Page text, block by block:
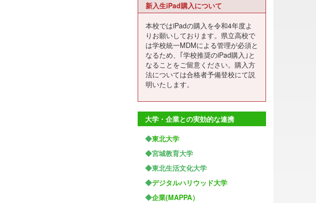
新入生iPad購入について
本校ではiPadの購入を令和4年度よ
りお願いしております。県立高校で
は学校統一MDMによる管理が必須と
なるため、｢学校推奨のiPad購入｣と
なることをご留意ください。購入方
法については合格者予備登校にて説
明いたします。
大学・企業との実効的な連携
◆東北大学
◆宮城教育大学
◆東北生活文化大学
◆デジタルハリウッド大学
◆企業(MAPPA）